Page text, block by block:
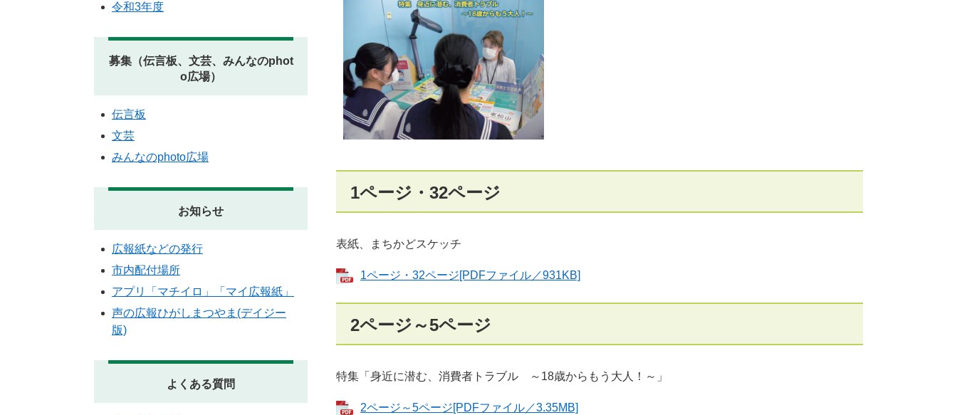
1ページ・32ページ
表紙、まちかどスケッチ
1ページ・32ページ[PDFファイル／931KB]
2ページ～5ページ
特集「身近に潜む、消費者トラブル ～18歳からもう大人！～」
2ページ～5ページ[PDFファイル／3.35MB]
令和3年度
募集（伝言板、文芸、みんなのphot
o広場）
伝言板
文芸
みんなのphoto広場
お知らせ
広報紙などの発行
市内配付場所
アプリ「マチイロ」「マイ広報紙」
声の広報ひがしまつやま(デイジー
版)
よくある質問